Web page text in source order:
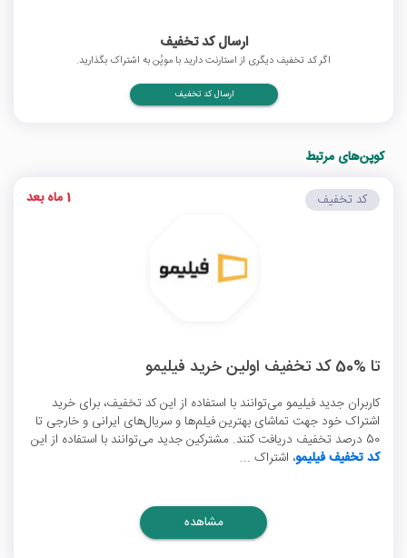
ارسال کد تخفیف
اگر کد تخفیف دیگری از استارنت دارید با موپُن به اشتراک بگذارید.
ارسال کد تخفیف
کوپن‌های مرتبط
تا %50 کد تخفیف اولین خرید فیلیمو
کاربران جدید فیلیمو می‌توانند با استفاده از این کد تخفیف، برای خرید
اشتراک خود جهت تماشای بهترین فیلم‌ها و سریال‌های ایرانی و خارجی تا
50 درصد تخفیف دریافت کنند. مشترکین جدید می‌توانند با استفاده از این
کد تخفیف فیلیمو، اشتراک ...
کد تخفیف 1 ماه بعد
مشاهده